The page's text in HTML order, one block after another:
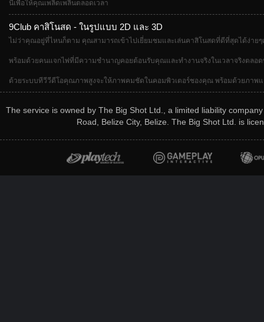
นี่เพื่อให้คุณเพลิดเพลินตลอดเวลา
9Club คาสิโนสด - ในรูปแบบ 2D และ 3D
ไม่ว่าคุณอยู่ที่ไหนก็ตาม คุณสามารถเข้าไปเยี่ยมชมและเล่นคาสิโนสดที่ดีที่สุดได้ง่ายๆ
พร้อมด้วยคนแจกไพ่ที่มีความชำนาญคอยต้อนรับคุณและทำงานจริงในเวลาจริงตลอ
ด้วยระบบทีวีวีดีโอคุณภาพสูงจะให้ภาพคมชัดในคอมพิวเตอร์ชองคุณ พร้อมด้วยภาพ
The service is owned by The Big Shot Ltd., a limited liability
Road, Belize City, Belize. The Big Shot Ltd. is